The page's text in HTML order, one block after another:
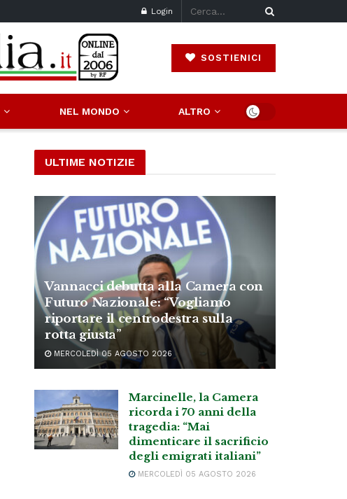
Login
SOSTIENICI
NEL MONDO ALTRO
ULTIME NOTIZIE
Vannacci debutta alla Camera con
Futuro Nazionale: “Vogliamo
riportare il centrodestra sulla
rotta giusta”
MERCOLEDÌ 05 AGOSTO 2026
Marcinelle, la Camera
ricorda i 70 anni della
tragedia: “Mai
dimenticare il sacrificio
degli emigrati italiani”
MERCOLEDÌ 05 AGOSTO 2026